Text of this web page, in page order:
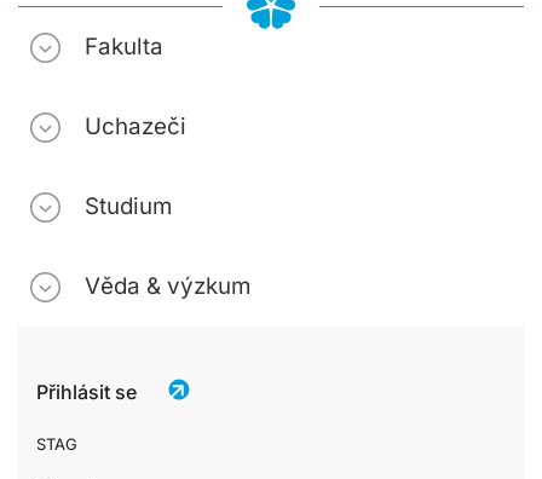
Fakulta
Uchazeči
Studium
Věda & výzkum
Přihlásit se
STAG